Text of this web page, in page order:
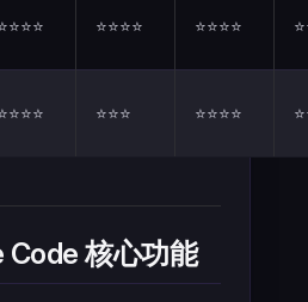
⭐⭐⭐⭐ ⭐⭐⭐⭐
⭐⭐⭐ ⭐⭐⭐⭐
Code 核心功能